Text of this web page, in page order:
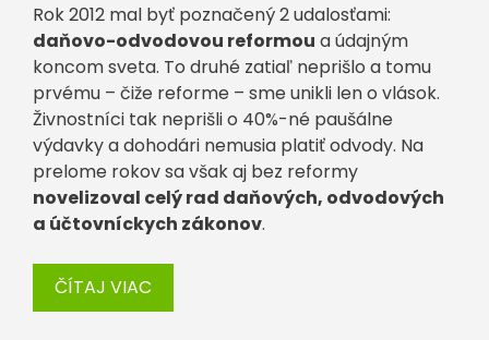
Rok 2012 mal byť poznačený 2 udalosťami:
daňovo-odvodovou reformou a údajným
koncom sveta. To druhé zatiaľ neprišlo a tomu
prvému – čiže reforme – sme unikli len o vlások.
Živnostníci tak neprišli o 40%-né paušálne
výdavky a dohodári nemusia platiť odvody. Na
prelome rokov sa však aj bez reformy
novelizoval celý rad daňových, odvodových
a účtovníckych zákonov.
ČÍTAJ VIAC